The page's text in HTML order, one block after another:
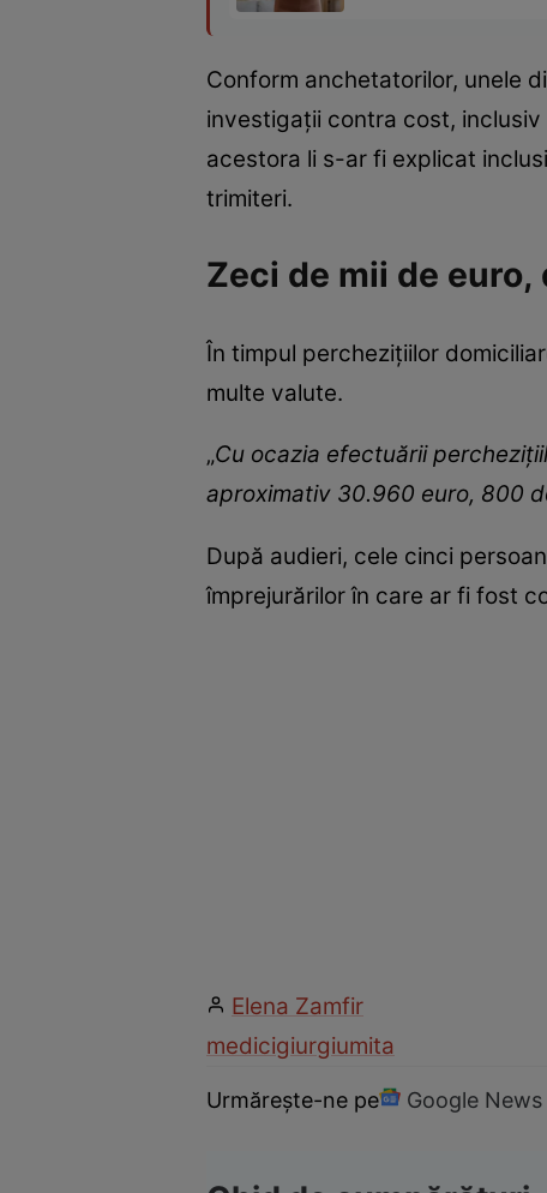
Conform anchetatorilor, unele
investigații contra cost, inclusiv
acestora li s-ar fi explicat
trimiteri.
Zeci de mii de
În timpul perchezițiilor
multe valute.
„Cu ocazia efectuării
aproximativ 30.960 euro, 800
După audieri, cele cinci
împrejurărilor în care ar fi fost
Elena Zamfir
medicigiurgiumita
Urmărește-ne pe Google News